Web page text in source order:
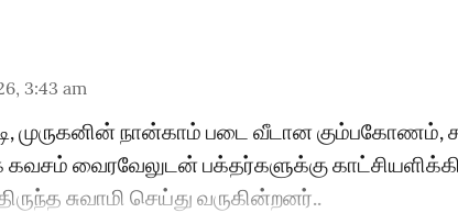
3:43 am
முருகனின் நான்காம் படை வீடான கும்பகோணம்,
வைரவேலுடன் பக்தர்களுக்கு
சுவாமி செய்து வருகின்றனர்..